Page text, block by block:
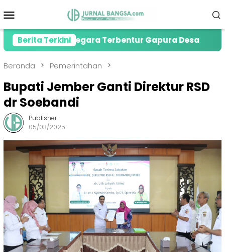
ke
Mobile
Berita Terkini
Gegara Terbentur Gapura Desa PMI
Beranda Pemerintahan
Bupati Jember Ganti Direktur RSD
dr Soebandi
Publisher
05/03/2025